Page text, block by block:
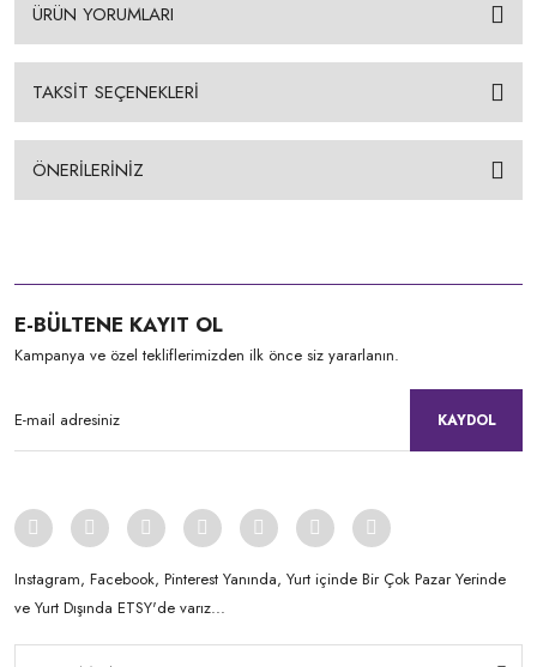
ÜRÜN YORUMLARI
TAKSİT SEÇENEKLERİ
ÖNERİLERİNİZ
E-BÜLTENE KAYIT OL
Kampanya ve özel tekliflerimizden ilk önce siz yararlanın.
KAYDOL
Instagram, Facebook, Pinterest Yanında, Yurt içinde Bir Çok Pazar Yerinde
ve Yurt Dışında ETSY'de varız...